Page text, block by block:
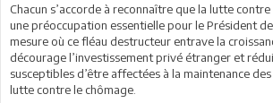
Chacun s’accorde à reconnaître que la lutte
une préoccupation essentielle pour le Président
mesure où ce fléau destructeur entrave la
décourage l’investissement privé étranger et
susceptibles d’être affectées à la maintenance
lutte contre le chômage.